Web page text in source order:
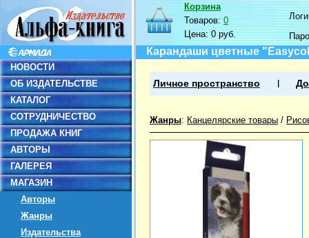
НОВОСТИ
ОБ ИЗДАТЕЛЬСТВЕ
КАТАЛОГ
СОТРУДНИЧЕСТВО
ПРОДАЖА КНИГ
АВТОРЫ
ГАЛЕРЕЯ
МАГАЗИН
Авторы
Жанры
Издательства
Корзина
Товаров:0
Цена:0 руб.
Карандаши цветные
Личное пространство
Жанры: Канцелярские товары /